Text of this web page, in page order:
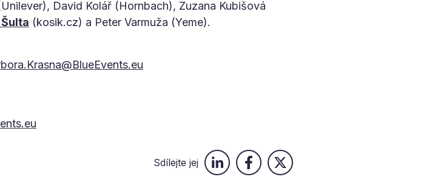
David Kolář (Hornbach), Zuzana Kubišová
(kosik.cz) a Peter Varmuža (Yeme).
Sdílejte jej